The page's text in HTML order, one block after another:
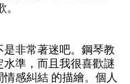
非常著迷吧。鋼琴教
準，而且我很喜歡謎
感糾結 的描繪。個人